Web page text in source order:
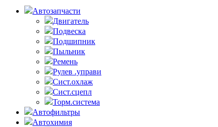
Автозапчасти
Двигатель
Подвеска
Подшипник
Пыльник
Ремень
Рулев .управи
Сист.охлаж
Сист.сцепл
Торм.система
Автофильтры
Автохимия